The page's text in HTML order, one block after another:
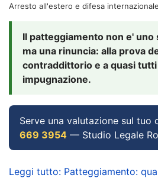
Arresto all'estero e difesa internazionale
Il patteggiamento non e'
ma una rinuncia: alla prova
contraddittorio e a quasi
impugnazione.
Serve una valutazione sul tuo
669 3954 — Studio Legale
Leggi tutto: Patteggiamento: